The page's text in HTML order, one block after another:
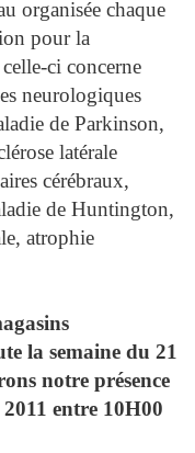
organisée chaque
pour la
ci concerne
neurologiques
de Parkinson,
latérale
cérébraux,
de Huntington,
atrophie
la semaine du 21
notre présence
entre 10H00